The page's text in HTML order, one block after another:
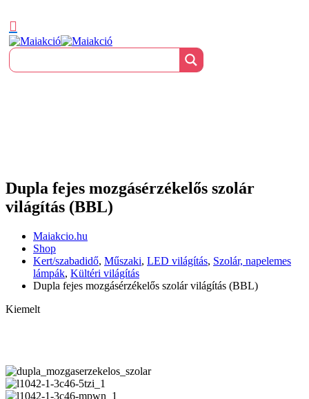
Dupla fejes mozgásérzékelős szolár
világítás (BBL)
Maiakcio.hu
Shop
Kert/szabadidő, Műszaki, LED világítás, Szolár, napelemes
lámpák, Kültéri világítás
Dupla fejes mozgásérzékelős szolár világítás (BBL)
Kiemelt